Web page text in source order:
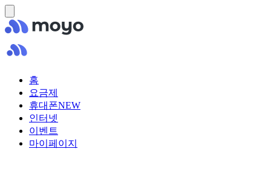
홈
요금제
휴대폰NEW
인터넷
이벤트
마이페이지